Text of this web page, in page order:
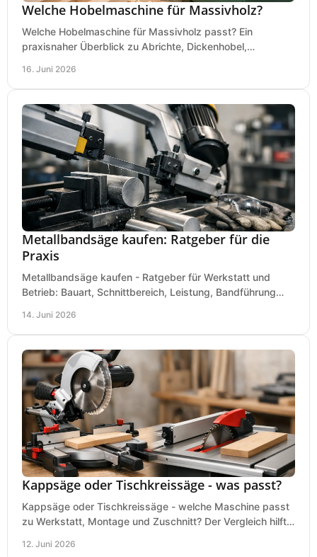
Welche Hobelmaschine für Massivholz?
Welche Hobelmaschine für Massivholz passt? Ein
praxisnaher Überblick zu Abrichte, Dickenhobel,
16. Juni 2026
Metallbandsäge kaufen: Ratgeber für die
Praxis
Metallbandsäge kaufen - Ratgeber für Werkstatt und
Betrieb: Bauart, Schnittbereich, Leistung, Bandführung
14. Juni 2026
Kappsäge oder Tischkreissäge - was passt?
Kappsäge oder Tischkreissäge - welche Maschine passt
zu Werkstatt, Montage und Zuschnitt? Der Vergleich hilft
12. Juni 2026